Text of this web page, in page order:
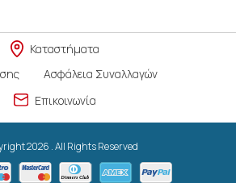
Καταστήματα
Ασφάλεια Συναλλαγών
Επικοινωνία
2026 . All Rights Reserved